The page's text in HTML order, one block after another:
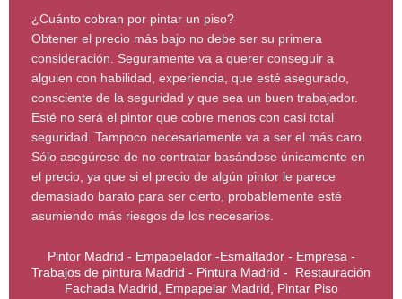
¿Cuánto cobran por pintar un piso?
Obtener el precio más bajo no debe ser su primera
consideración. Seguramente va a querer conseguir a
alguien con habilidad, experiencia, que esté asegurado,
consciente de la seguridad y que sea un buen trabajador.
Esté no será el pintor que cobre menos con casi total
seguridad. Tampoco necesariamente va a ser el más caro.
Sólo asegúrese de no contratar basándose únicamente en
el precio, ya que si el precio de algún pintor le parece
demasiado barato para ser cierto, probablemente esté
asumiendo más riesgos de los necesarios.
Pintor Madrid - Empapelador -Esmaltador - Empresa -
Trabajos de pintura Madrid - Pintura Madrid - Restauración
Fachada Madrid, Empapelar Madrid, Pintar Piso